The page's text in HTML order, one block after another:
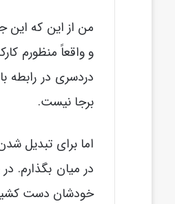
من از این که این
دردسری در رابطه
برجا نیست.
اما برای تبدیل
در میان بگذارم.
خودشان دست کشیده اند و به راحتی در